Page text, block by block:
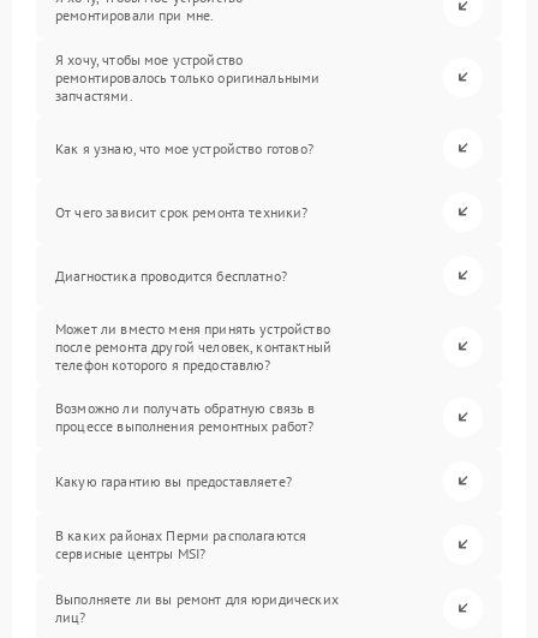
ремонтировали при мне.
Я хочу, чтобы мое устройство
ремонтировалось только оригинальными
запчастями.
Как я узнаю, что мое устройство готово?
От чего зависит срок ремонта техники?
Диагностика проводится бесплатно?
Может ли вместо меня принять устройство
после ремонта другой человек, контактный
телефон которого я предоставлю?
Возможно ли получать обратную связь в
процессе выполнения ремонтных работ?
Какую гарантию вы предоставляете?
В каких районах Перми располагаются
сервисные центры MSI?
Выполняете ли вы ремонт для юридических
лиц?